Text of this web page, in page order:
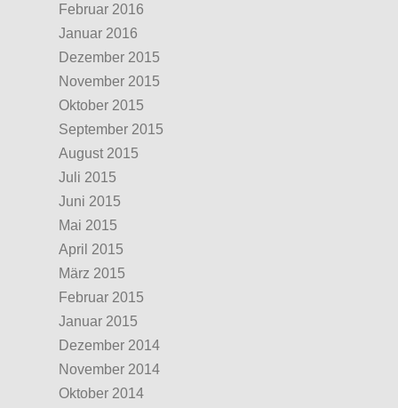
Februar 2016
Januar 2016
Dezember 2015
November 2015
Oktober 2015
September 2015
August 2015
Juli 2015
Juni 2015
Mai 2015
April 2015
März 2015
Februar 2015
Januar 2015
Dezember 2014
November 2014
Oktober 2014